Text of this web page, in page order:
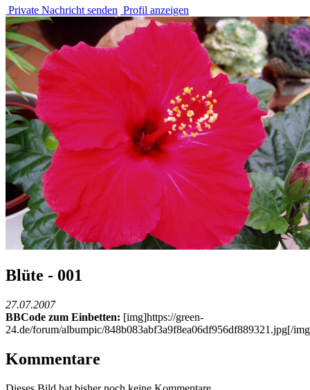
Private Nachricht senden Profil anzeigen
Blüte - 001
27.07.2007
BBCode zum Einbetten: [img]https://green-
24.de/forum/albumpic/848b083abf3a9f8ea06df956df889321.jpg[/
Kommentare